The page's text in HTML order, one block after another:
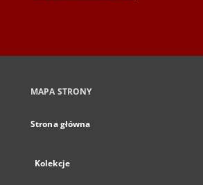
MAPA STRONY
Strona główna
Kolekcje